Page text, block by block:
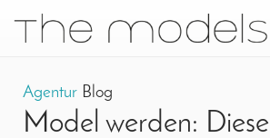
Navigation
Agentur Blog
Model werden: Diese